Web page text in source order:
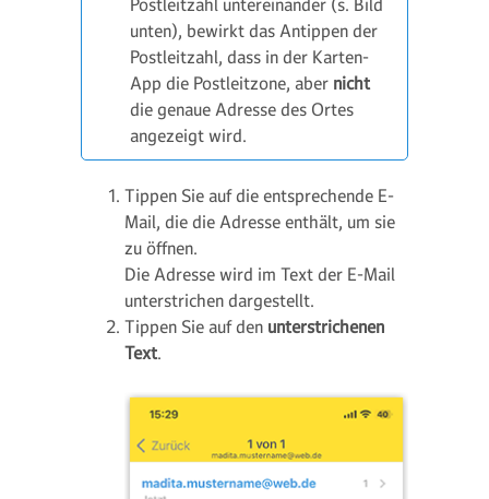
Postleitzahl untereinander (s. Bild
unten), bewirkt das Antippen der
Postleitzahl, dass in der Karten-
App die Postleitzone, aber nicht
die genaue Adresse des Ortes
angezeigt wird.
Tippen Sie auf die entsprechende E-
Mail, die die Adresse enthält, um sie
zu öffnen.
Die Adresse wird im Text der E-Mail
unterstrichen dargestellt.
Tippen Sie auf den unterstrichenen
Text.